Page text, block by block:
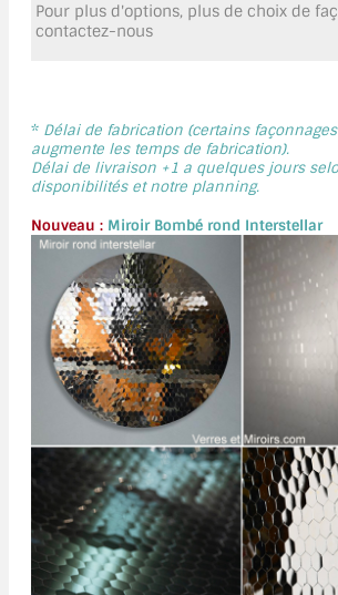
Pour plus d'options, plus de choix de
contactez-nous
* Délai de fabrication (certains
augmente les temps de fabrication).
Délai de livraison +1 a quelques jours
disponibilités et notre planning.
Nouveau : Miroir Bombé rond Interstellar